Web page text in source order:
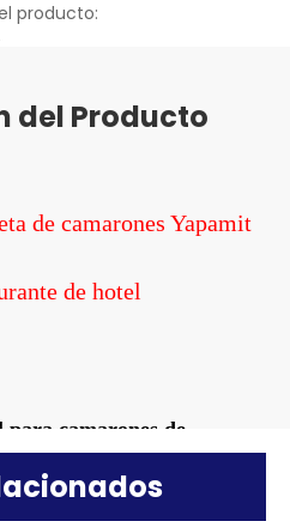
producto:
del Producto
de camarones Yapamit
de hotel
camarones de
de acero de tres capas.